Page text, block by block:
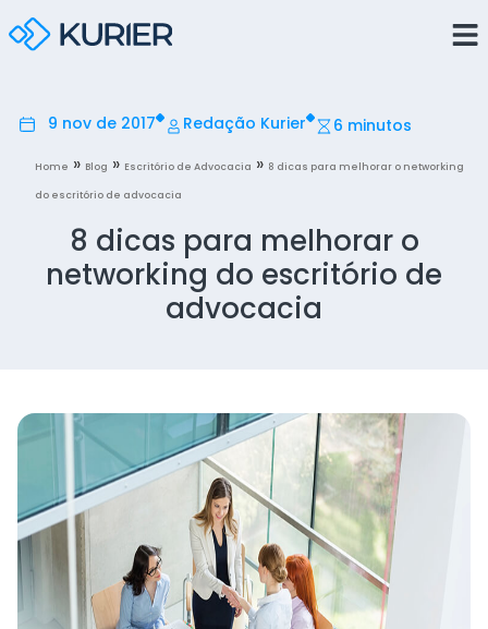
9 nov de 2017 Redação Kurier 6 minutos
Home » Blog » Escritório de Advocacia » 8 dicas para melhorar o networking
do escritório de advocacia
8 dicas para melhorar o
networking do escritório de
advocacia